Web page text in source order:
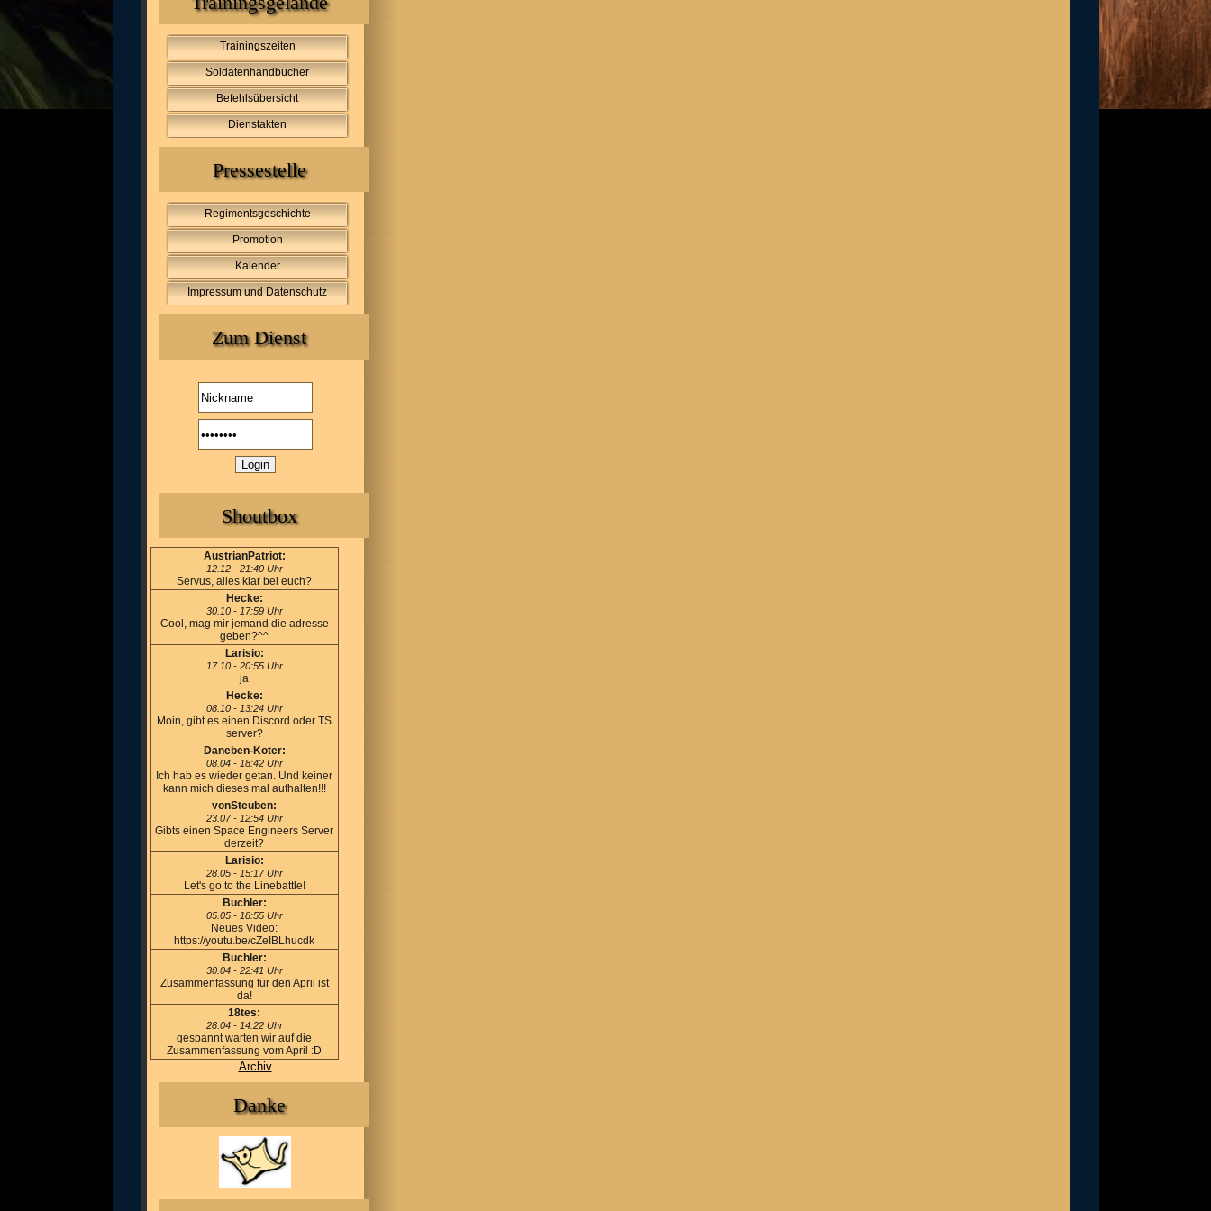
Trainingszeiten
Soldatenhandbücher
Befehlsübersicht
Dienstakten
Pressestelle
Regimentsgeschichte
Promotion
Kalender
Impressum und Datenschutz
Zum Dienst
Shoutbox
AustrianPatriot:
12.12 - 21:40 Uhr
Servus, alles klar bei euch?
Hecke:
30.10 - 17:59 Uhr
Cool, mag mir jemand die adresse
geben?^^
Larisio:
17.10 - 20:55 Uhr
ja
Hecke:
08.10 - 13:24 Uhr
Moin, gibt es einen Discord oder TS
server?
Daneben-Koter:
08.04 - 18:42 Uhr
Ich hab es wieder getan. Und keiner
kann mich dieses mal aufhalten!!!
vonSteuben:
23.07 - 12:54 Uhr
Gibts einen Space Engineers Server
derzeit?
Larisio:
28.05 - 15:17 Uhr
Let's go to the Linebattle!
Buchler:
05.05 - 18:55 Uhr
Neues Video:
https://youtu.be/cZeIBLhucdk
Buchler:
30.04 - 22:41 Uhr
Zusammenfassung für den April ist
da!
18tes:
28.04 - 14:22 Uhr
gespannt warten wir auf die
Zusammenfassung vom April :D
Archiv
Danke